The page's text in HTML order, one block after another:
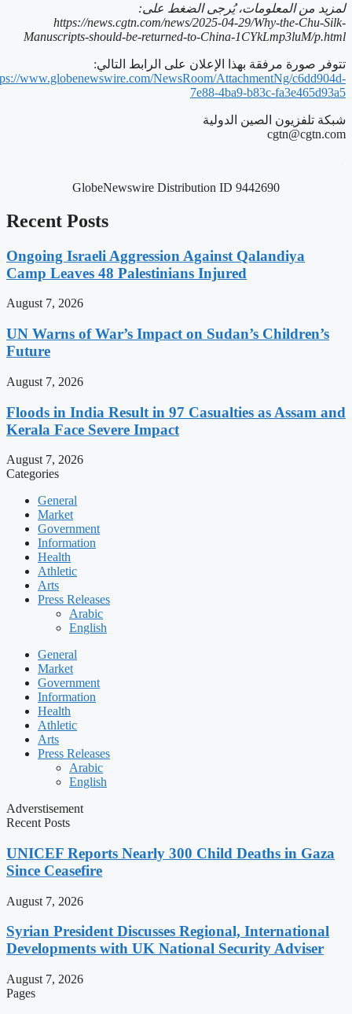
لمزيد من المعلومات، يُرجى الضغط على:
https://news.cgtn.com/news/2025-04-29/Why-the-Chu-Silk-
Manuscripts-should-be-returned-to-China-1CYkLmp3luM/p.html
تتوفر صورة مرفقة بهذا الإعلان على الرابط التالي:
www.globenewswire.com/NewsRoom/AttachmentNg/c6dd904d-
7e88-4ba9-b83c-fa3e465d93a5
شبكة تلفزيون الصين الدولية
cgtn@cgtn.com
GlobeNewswire Distribution ID 9442690
Recent Posts
Ongoing Israeli Aggression Against Qalandiya
Camp Leaves 48 Palestinians Injured
August 7, 2026
UN Warns of War’s Impact on Sudan’s Children’s
Future
August 7, 2026
Floods in India Result in 97 Casualties as Assam and
Kerala Face Severe Impact
August 7, 2026
Categories
General
Market
Government
Information
Health
Athletic
Arts
Press Releases
Arabic
English
General
Market
Government
Information
Health
Athletic
Arts
Press Releases
Arabic
English
Adverstisement
Recent Posts
UNICEF Reports Nearly 300 Child Deaths in Gaza
Since Ceasefire
August 7, 2026
Syrian President Discusses Regional, International
Developments with UK National Security Adviser
August 7, 2026
Pages